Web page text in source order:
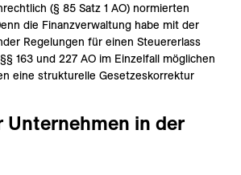
(§ 85 Satz 1 AO) normierten
die Finanzverwaltung habe mit der
Regelungen für einen Steuererlass
163 und 227 AO im Einzelfall möglichen
eine strukturelle Gesetzeskorrektur
Unternehmen in der